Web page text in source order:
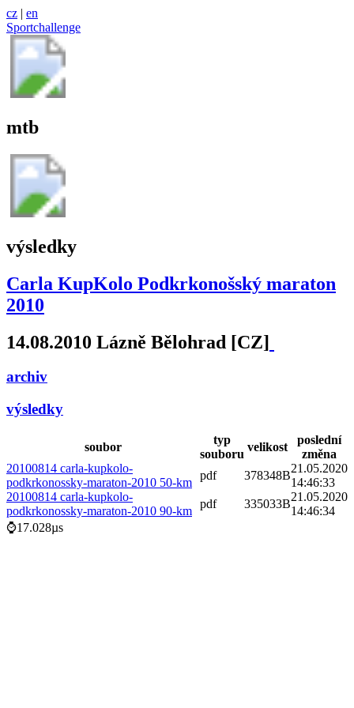
cz | en
Sportchallenge
mtb
výsledky
Carla KupKolo Podkrkonošský maraton
2010
14.08.2010 Lázně Bělohrad [CZ]
archiv
výsledky
soubor
typ
souboru
velikost
poslední
změna
20100814 carla-kupkolo-
podkrkonossky-maraton-2010 50-km
pdf 378348B
21.05.2020
14:46:33
20100814 carla-kupkolo-
podkrkonossky-maraton-2010 90-km
pdf 335033B
21.05.2020
14:46:34
⌚17.028µs